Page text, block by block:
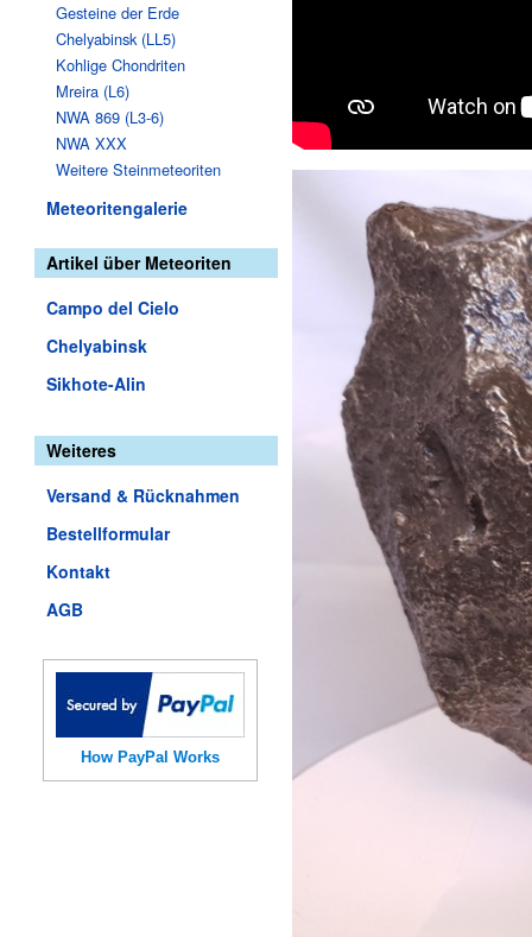
Gesteine der Erde
Chelyabinsk (LL5)
Kohlige Chondriten
Mreira (L6)
NWA 869 (L3-6)
NWA XXX
Weitere Steinmeteoriten
Meteoritengalerie
Artikel über Meteoriten
Campo del Cielo
Chelyabinsk
Sikhote-Alin
Weiteres
Versand & Rücknahmen
Bestellformular
Kontakt
AGB
How PayPal Works